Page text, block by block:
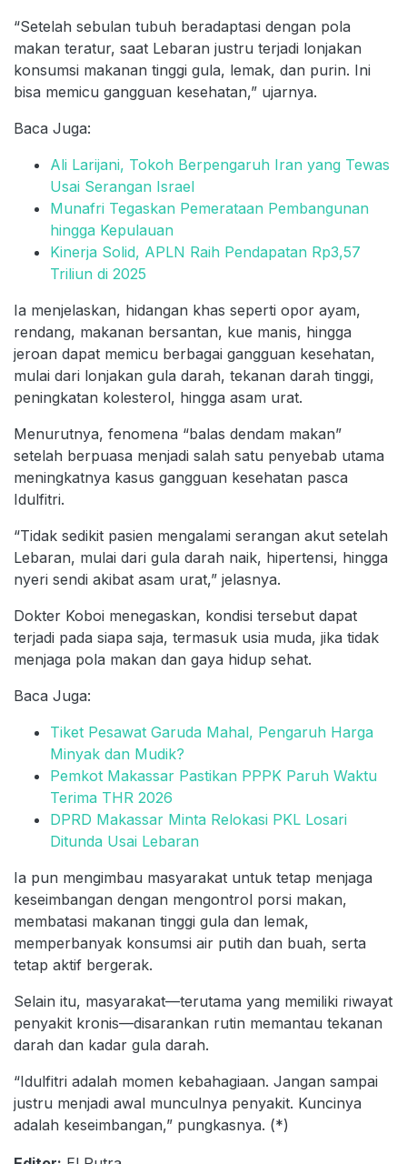
“Setelah sebulan tubuh beradaptasi dengan pola
makan teratur, saat Lebaran justru terjadi lonjakan
konsumsi makanan tinggi gula, lemak, dan purin. Ini
bisa memicu gangguan kesehatan,” ujarnya.
Baca Juga:
Ali Larijani, Tokoh Berpengaruh Iran yang Tewas
Usai Serangan Israel
Munafri Tegaskan Pemerataan Pembangunan
hingga Kepulauan
Kinerja Solid, APLN Raih Pendapatan Rp3,57
Triliun di 2025
Ia menjelaskan, hidangan khas seperti opor ayam,
rendang, makanan bersantan, kue manis, hingga
jeroan dapat memicu berbagai gangguan kesehatan,
mulai dari lonjakan gula darah, tekanan darah tinggi,
peningkatan kolesterol, hingga asam urat.
Menurutnya, fenomena “balas dendam makan”
setelah berpuasa menjadi salah satu penyebab utama
meningkatnya kasus gangguan kesehatan pasca
Idulfitri.
“Tidak sedikit pasien mengalami serangan akut setelah
Lebaran, mulai dari gula darah naik, hipertensi, hingga
nyeri sendi akibat asam urat,” jelasnya.
Dokter Koboi menegaskan, kondisi tersebut dapat
terjadi pada siapa saja, termasuk usia muda, jika tidak
menjaga pola makan dan gaya hidup sehat.
Baca Juga:
Tiket Pesawat Garuda Mahal, Pengaruh Harga
Minyak dan Mudik?
Pemkot Makassar Pastikan PPPK Paruh Waktu
Terima THR 2026
DPRD Makassar Minta Relokasi PKL Losari
Ditunda Usai Lebaran
Ia pun mengimbau masyarakat untuk tetap menjaga
keseimbangan dengan mengontrol porsi makan,
membatasi makanan tinggi gula dan lemak,
memperbanyak konsumsi air putih dan buah, serta
tetap aktif bergerak.
Selain itu, masyarakat—terutama yang memiliki riwayat
penyakit kronis—disarankan rutin memantau tekanan
darah dan kadar gula darah.
“Idulfitri adalah momen kebahagiaan. Jangan sampai
justru menjadi awal munculnya penyakit. Kuncinya
adalah keseimbangan,” pungkasnya. (*)